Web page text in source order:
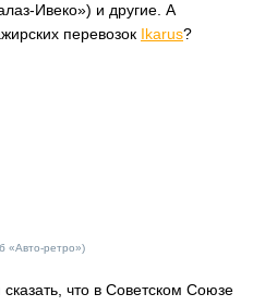
Ивеко») и другие. А
перевозок Ikarus?
«Авто-ретро»)
что в Советском Союзе